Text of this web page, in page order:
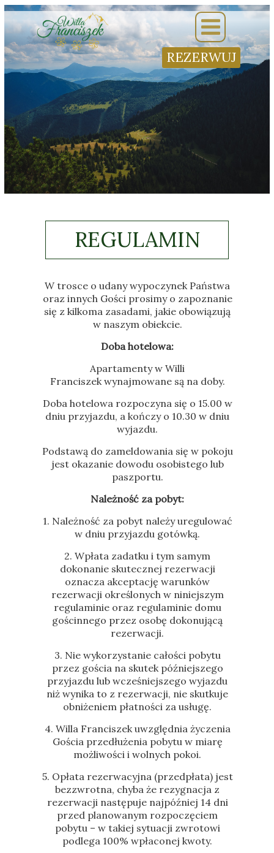
REZERWUJ
W trosce o udany wypoczynek Państwa
oraz innych Gości prosimy o zapoznanie
się z kilkoma zasadami, jakie obowiązują
w naszym obiekcie.
Doba hotelowa:
Apartamenty w Willi
Franciszek wynajmowane są na doby.
Doba hotelowa rozpoczyna się o 15.00 w
dniu przyjazdu, a kończy o 10.30 w dniu
wyjazdu.
Podstawą do zameldowania się w pokoju
jest okazanie dowodu osobistego lub
paszportu.
Należność za pobyt:
1. Należność za pobyt należy uregulować
w dniu przyjazdu gotówką.
2. Wpłata zadatku i tym samym
dokonanie skutecznej rezerwacji
oznacza akceptację warunków
rezerwacji określonych w niniejszym
regulaminie oraz regulaminie domu
gościnnego przez osobę dokonującą
rezerwacji.
3. Nie wykorzystanie całości pobytu
przez gościa na skutek późniejszego
przyjazdu lub wcześniejszego wyjazdu
niż wynika to z rezerwacji, nie skutkuje
obniżeniem płatności za usługę.
4. Willa Franciszek uwzględnia życzenia
Gościa przedłużenia pobytu w miarę
możliwości i wolnych pokoi.
5. Opłata rezerwacyjna (przedpłata) jest
bezzwrotna, chyba że rezygnacja z
rezerwacji następuje najpóźniej 14 dni
przed planowanym rozpoczęciem
pobytu – w takiej sytuacji zwrotowi
podlega 100% wpłaconej kwoty.
REGULAMIN